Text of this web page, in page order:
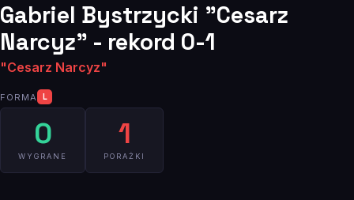
Gabriel Bystrzycki "Cesarz
Narcyz" - rekord 0-1
"Cesarz Narcyz"
FORMA L
0
WYGRANE
1
PORAŻKI